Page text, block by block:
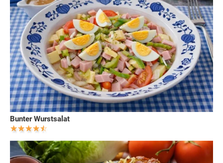
Bunter Wurstsalat